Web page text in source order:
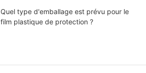
Quel type d'emballage est prévu pour le
film plastique de protection ?